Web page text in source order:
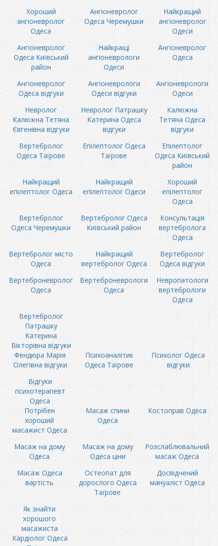
Хороший
ангіоневролог
Одеса
Ангіоневролог
Одеса Черемушки
Найкращий
ангіоневролог
Одеси
Ангіоневролог
Одеса Київський
район
Найкращі
ангіоневрологи
Одеси
Ангіоневролог
Одеса
Ангіоневролог
Одеса відгуки
Ангіоневрологи
Одеси відгуки
Ангіоневрологи
Одеси
Невролог
Калюжна Тетяна
Євгенівна відгуки
Невролог Патрашку
Катерина Одеса
відгуки
Калюжна
Тетяна Одеса
відгуки
Вертебролог
Одеса Таїрове
Епілептолог Одеса
Таїрове
Епілептолог
Одеса Київський
район
Найкращий
епілептолог Одеса
Найкращий
епілептолог Одеси
Хороший
епілептолог
Одеса
Вертебролог
Одеса Черемушки
Вертебролог Одеса
Київський район
Консультація
вертебролога
Одеса
Вертебролог місто
Одеса
Найкращий
вертебролог Одеса
Вертебролог
Одеса відгуки
Вертеброневролог
Одеса
Вертеброневрологи
Одеса
Невропатологи
вертебрологи
Одеса
Вертебролог
Патрашку
Катерина
Вікторівна відгуки
Фендюра Марія
Олегівна відгуки
Психоаналітик
Одеса Таїрове
Психолог Одеса
відгуки
Відгуки
психотерапевт
Одеса
Потрібен
хороший
масажист Одеса
Масаж спини
Одеса
Костоправ Одеса
Масаж на дому
Одеса
Масаж на дому
Одеса ціни
Розслаблювальний
масаж Одеса
Масаж Одеса
вартість
Остеопат для
дорослого Одеса
Таїрове
Досвідчений
мануаліст Одеса
Як знайти
хорошого
масажиста
Кардіолог Одеса